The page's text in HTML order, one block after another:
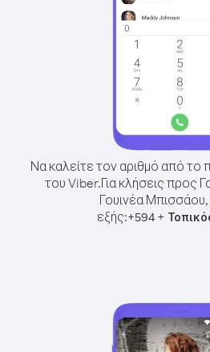
Να καλείτε τον αριθμό από το
του Viber.Για κλήσεις προς
Γουινέα
εξής:+594+